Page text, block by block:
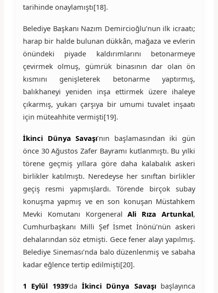
tarihinde onaylamıştı[18].
Belediye Başkanı Nazım Demircioğlu’nun ilk icraatı;
harap bir halde bulunan dükkân, mağaza ve evlerin
önündeki piyade kaldırımlarını betonarmeye
çevirmek olmuş, gümrük binasının dar olan ön
kısmını genişleterek betonarme yaptırmış,
balıkhaneyi yeniden inşa ettirmek üzere ihaleye
çıkarmış, yukarı çarşıya bir umumi tuvalet inşaatı
için müteahhite vermişti[19].
İkinci Dünya Savaşı’nın başlamasından iki gün
önce 30 Ağustos Zafer Bayramı kutlanmıştı. Bu yılki
törene geçmiş yıllara göre daha kalabalık askeri
birlikler katılmıştı. Neredeyse her sınıftan birlikler
geçiş resmi yapmışlardı. Törende birçok subay
konuşma yapmış ve en son konuşan Müstahkem
Mevki Komutanı KorgeneralAli Rıza Artunkal,
Cumhurbaşkanı Milli Şef İsmet İnönü’nün askeri
dehalarından söz etmişti. Gece fener alayı yapılmış.
Belediye Sineması’nda balo düzenlenmiş ve sabaha
kadar eğlence tertip edilmişti[20].
1 Eylül 1939’da İkinci Dünya Savaşıbaşlayınca